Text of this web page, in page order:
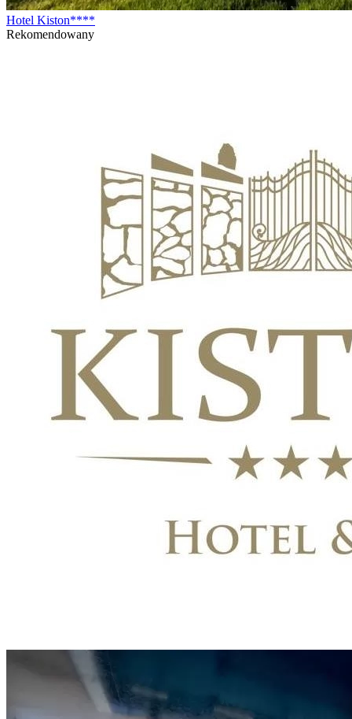
Hotel Kiston****
Rekomendowany